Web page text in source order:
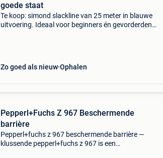
goede staat
Te koop: simond slackline van 25 meter in blauwe
uitvoering. Ideaal voor beginners én gevorderden
Zo goed als nieuw Ophalen
Pepperl+Fuchs Z 967 Beschermende
barrière
Pepperl+fuchs z 967 beschermende barrière —
klussende pepperl+fuchs z 967 is een